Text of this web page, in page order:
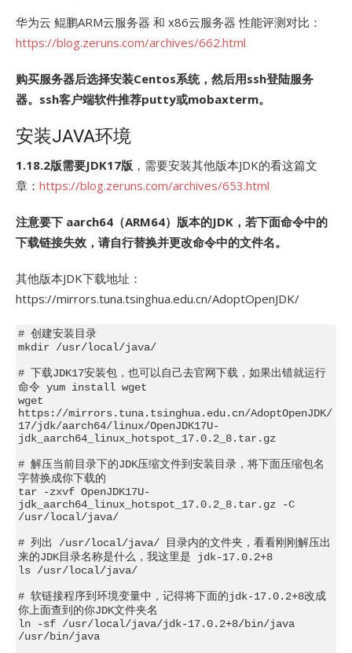
华为云 鲲鹏ARM云服务器 和 x86云服务器 性能评测对比：
https://blog.zeruns.com/archives/662.html
购买服务器后选择安装Centos系统，然后用ssh登陆服务
器。ssh客户端软件推荐putty或mobaxterm。
安装JAVA环境
1.18.2版需要JDK17版 ，需要安装其他版本JDK的看这篇文
章： https://blog.zeruns.com/archives/653.html
注意要下 aarch64（ARM64）版本的JDK，若下面命令中的
下载链接失效，请自行替换并更改命令中的文件名。
其他版本JDK下载地址：
https://mirrors.tuna.tsinghua.edu.cn/AdoptOpenJDK/
# 创建安装目录
mkdir /usr/local/java/
# 下载JDK17安装包，也可以自己去官网下载，如果出错就运行
命令 yum install wget
wget
https://mirrors.tuna.tsinghua.edu.cn/AdoptOpenJDK/
17/jdk/aarch64/linux/OpenJDK17U-
jdk_aarch64_linux_hotspot_17.0.2_8.tar.gz
# 解压当前目录下的JDK压缩文件到安装目录，将下面压缩包名
字替换成你下载的
tar -zxvf OpenJDK17U-
jdk_aarch64_linux_hotspot_17.0.2_8.tar.gz -C
/usr/local/java/
# 列出 /usr/local/java/ 目录内的文件夹，看看刚刚解压出
来的JDK目录名称是什么，我这里是 jdk-17.0.2+8
ls /usr/local/java/
# 软链接程序到环境变量中，记得将下面的jdk-17.0.2+8改成
你上面查到的你JDK文件夹名
ln -sf /usr/local/java/jdk-17.0.2+8/bin/java
/usr/bin/java